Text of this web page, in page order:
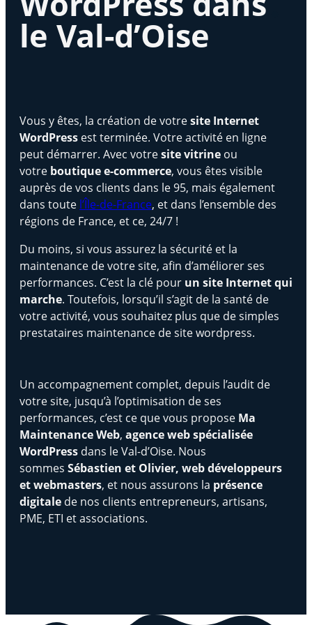
le Val-d’Oise
Vous y êtes, la création de votresite Internet
WordPress est terminée. Votre activité en ligne
peut démarrer. Avec votresite vitrine ou
votre boutique e-commerce, vous êtes visible
auprès de vos clients dans le 95, mais également
dans toute l’Île-de-France, et dans l’ensemble des
régions de France, et ce, 24/7 !
Du moins, si vous assurez la sécurité et la
maintenance de votre site, afin d’améliorer ses
performances. C’est la clé pour un site Internet qui
marche. Toutefois, lorsqu’il s’agit de la santé de
votre activité, vous souhaitez plus que de simples
prestataires maintenance de site wordpress.
Un accompagnement complet, depuis l’audit de
votre site, jusqu’à l’optimisation de ses
performances, c’est ce que vous propose Ma
Maintenance Web, agence web spécialisée
WordPress dans le Val-d’Oise. Nous
sommes Sébastien et Olivier, web développeurs
et webmasters, et nous assurons la présence
digitale de nos clients entrepreneurs, artisans,
PME, ETI et associations.